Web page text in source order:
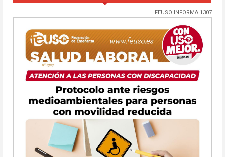
FEUSO INFORMA 1307